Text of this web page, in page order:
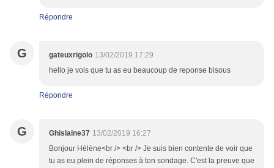
Répondre
G gateuxrigolo 13/02/2019 17:29
hello je vois que tu as eu beaucoup de reponse bisous
Répondre
G Ghislaine37 13/02/2019 16:27
Bonjour Hélène<br /> <br /> Je suis bien contente de voir que
tu as eu plein de réponses à ton sondage. C'est la preuve que